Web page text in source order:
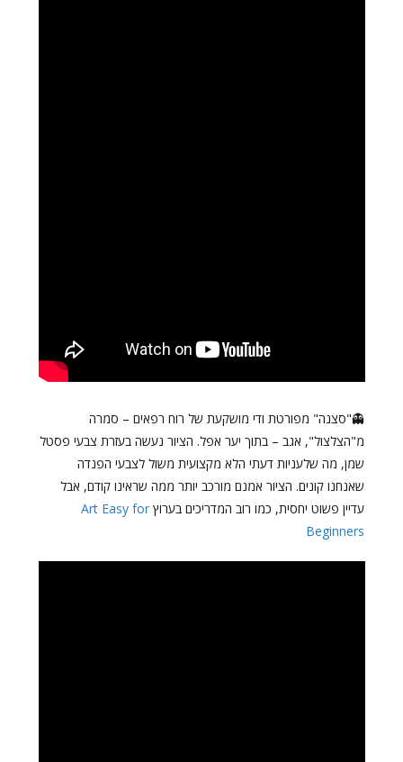
👻"סצנה" מפורטת ודי מושקעת של רוח רפאים – סמרה
מ"הצלצול", אגב – בתוך יער אפל. הציור נעשה בעזרת צבעי פסטל
שמן, מה שלעניות דעתי הלא מקצועית משול לצבעי הפנדה
שאנחנו קונים. הציור אמנם מורכב יותר ממה שראינו קודם, אבל
עדיין פשוט יחסית, כמו רוב המדריכים בערוץ Art Easy for
Beginners